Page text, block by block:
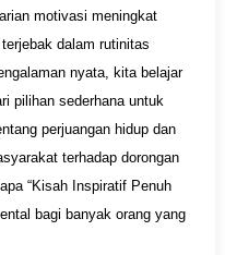
motivasi meningkat
dalam rutinitas
nyata, kita belajar
pilihan sederhana untuk
perjuangan hidup dan
terhadap dorongan
“Kisah Inspiratif Penuh
bagi banyak orang yang